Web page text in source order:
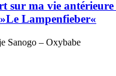
sur ma vie antérieure
Lampenfieber«
Sanogo – Oxybabe